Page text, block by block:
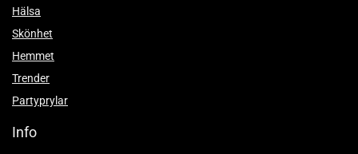
Hälsa
Skönhet
Hemmet
Trender
Partyprylar
Info